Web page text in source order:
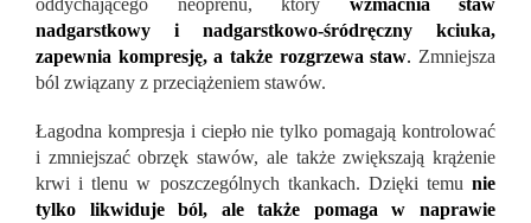
nadgarstkowy i nadgarstkowo-śródręczny kciuka,
zapewnia kompresję, a także rozgrzewa staw. Zmniejsza
ból związany z przeciążeniem stawów.
Łagodna kompresja i ciepło nie tylko pomagają kontrolować
i zmniejszać obrzęk stawów, ale także zwiększają krążenie
krwi i tlenu w poszczególnych tkankach. Dzięki temu nie
tylko likwiduje ból, ale także pomaga w naprawie